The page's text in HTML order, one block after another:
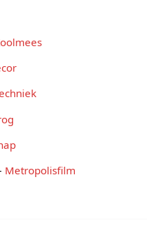
Metropolisfilm